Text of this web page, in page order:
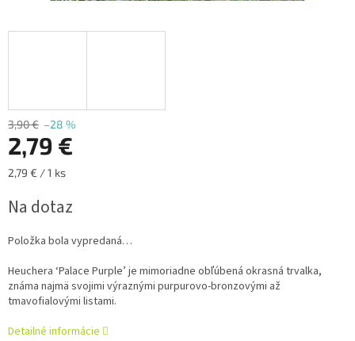
3,90 € –28 %
2,79 €
Jednotková
2,79 € / 1 ks
Na dotaz
Položka bola vypredaná…
Heuchera ‘Palace Purple’ je mimoriadne obľúbená okrasná trvalka,
známa najmä svojimi výraznými purpurovo-bronzovými až
tmavofialovými listami.
Detailné informácie